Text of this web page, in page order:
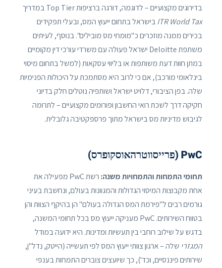
בדירוגים מקצועיים – לדוגמה, דורגה ברציפות Top Tier במדריך
ITR World Taxבישראל בתחום ייעוץ המס, ובעלי תפקידים
בכירים ממנה מוזכרים כ"מומחי מס מובילים". בנוסף, לעיתים
משתפת Deloitte ישראל פעולה עם משרדי עורכי דין מקומיים
במתן חוות דעת משותפות או בליווי עסקאות (למשל בתחום מיסוי
בינלאומי מורכב), אם כי לרוב היא מסתמכת על היכולות הפנימיות
שלה. בפן הציבורי, דלויט ישראל ושותפיה נוטלים חלק בדיוני
חקיקה דרך לשכת רואי החשבון ופורומים מקצועיים – לתרומה
לגיבוש מדיניות מס בישראל מתוך פרספקטיבה גלובלית.
PwC (פרייסווטרהאוסקופרס)
תחומי התמחות והתמחויות משנה:
רשת PwC מפעילה את
אחת מקבוצות המיסוי הגדולות והמגוונות בעולם, ונחשבת בעיני
גורמים רבים ל"פירמת המס הגדולה בעולם" הן בהיקף הצוות והן
בטווח השירותים. PwC מעניקה ייעוץ מס בכל תחומי המשנה,
בדגש על שילוב רוחבי בין תעשיות ומדינות. היא ידועה במודל
המגזרי שלה – ארגון צוותי ייעוץ המס לפי תעשייה (הייטק, נדל"ן,
שירותים פיננסיים, וכד'), כך שיועצים צוברים התמחות בענפי